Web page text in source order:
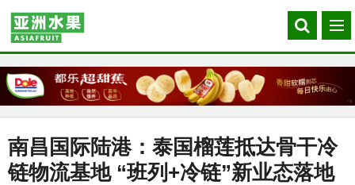
Search
our
菜
单
南昌国际陆港：泰国榴莲抵达骨干冷
链物流基地 “班列+冷链”新业态落地